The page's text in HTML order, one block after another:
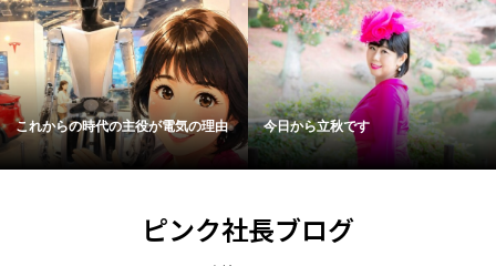
これからの時代の主役が電気の理由 今日から立秋です
ピンク社長ブログ